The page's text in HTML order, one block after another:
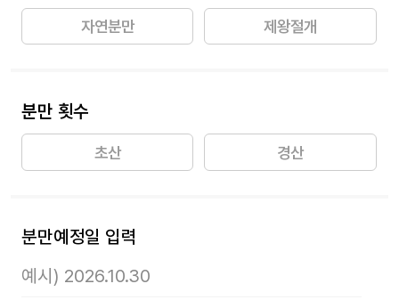
자연분만 제왕절개
분만 횟수
초산 경산
분만예정일 입력